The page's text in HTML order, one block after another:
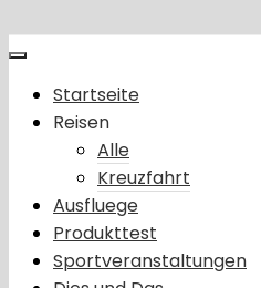
Startseite
Reisen
Alle
Kreuzfahrt
Ausfluege
Produkttest
Sportveranstaltungen